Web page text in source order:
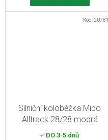
Silniční koloběžka Mibo
Alltrack 28/28 modrá
DO 3-5 dnů
Kód:20781